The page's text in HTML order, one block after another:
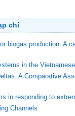
chí
biogas production: A
in the
A Comparative
in responding to
Channels